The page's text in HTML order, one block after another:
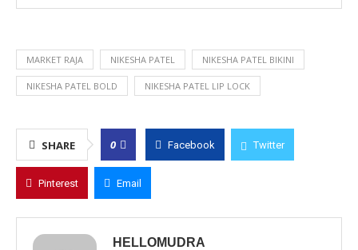
MARKET RAJA NIKESHA PATEL NIKESHA PATEL BIKINI
NIKESHA PATEL BOLD NIKESHA PATEL LIP LOCK
SHARE 0 Facebook Twitter
Pinterest Email
HELLOMUDRA